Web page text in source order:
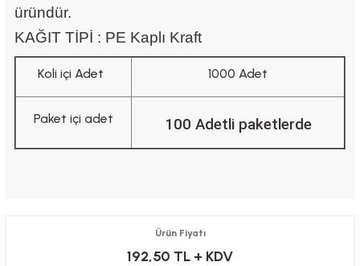
üründür.
KAĞIT TİPİ : PE Kaplı Kraft
Koli içi Adet 1000 Adet
Paket içi adet 100 Adetli paketlerde
Ürün Fiyatı
192,50 TL + KDV